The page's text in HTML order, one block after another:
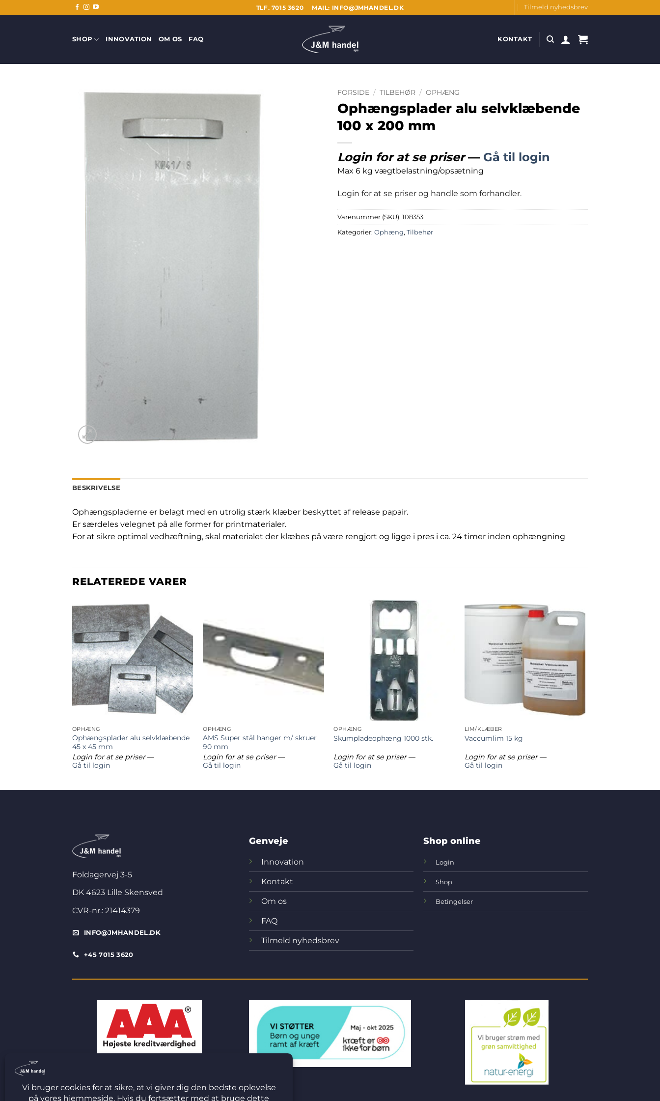
til
TLF. 7015 3620 MAIL: INFO@JMHANDEL.DK Tilmeld nyhedsbrev
SHOP INNOVATION OM OS FAQ KONTAKT
FORSIDE / TILBEHØR / OPHÆNG
Ophængsplader alu selvklæbende
100 x 200 mm
Login for at se priser— Gå til login
Max 6 kg vægtbelastning/opsætning
Login for at se priser og handle som forhandler.
Varenummer (SKU): 108353
Kategorier: Ophæng, Tilbehør
BESKRIVELSE
Ophængspladerne er belagt med en utrolig stærk klæber beskyttet af release papair.
Er særdeles velegnet på alle former for printmaterialer.
For at sikre optimal vedhæftning, skal materialet der klæbes på være rengjort og ligge i pres i ca. 24 timer inden ophængning
RELATEREDE VARER
OPHÆNG
Ophængsplader alu selvklæbende
45 x 45 mm
Login for at se priser—
Gå til login
OPHÆNG
AMS Super stål hanger m/ skruer
90 mm
Login for at se priser—
Gå til login
OPHÆNG
Skumpladeophæng 1000 stk.
Login for at se priser—
Gå til login
LIM/KLÆBER
Vaccumlim 15 kg
Login for at se priser—
Gå til login
Foldagervej 3-5
DK 4623 Lille Skensved
CVR-nr.: 21414379
INFO@JMHANDEL.DK
+45 7015 3620
Genveje
Innovation
Kontakt
Om os
FAQ
Tilmeld nyhedsbrev
Shop online
Login
Shop
Betingelser